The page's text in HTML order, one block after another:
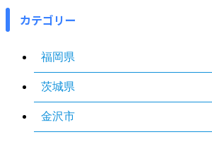
カテゴリー
福岡県
茨城県
金沢市